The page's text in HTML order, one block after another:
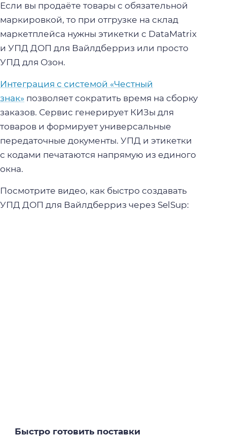
Если вы продаёте товары с обязательной
маркировкой, то при отгрузке на склад
маркетплейса нужны этикетки с DataMatrix
и УПД ДОП для Вайлдберриз или просто
УПД для Озон.
Интеграция с системой «Честный
знак» позволяет сократить время на сборку
заказов. Сервис генерирует КИЗы для
товаров и формирует универсальные
передаточные документы. УПД и этикетки
с кодами печатаются напрямую из единого
окна.
Посмотрите видео, как быстро создавать
УПД ДОП для Вайлдберриз через SelSup:
Быстро готовить поставки